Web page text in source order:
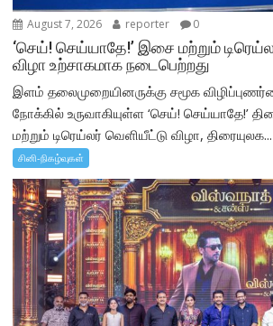
August 7, 2026 reporter 0
‘செய்! செய்யாதே!’ இசை மற்றும்
விழா உற்சாகமாக நடைபெற்றது
இளம் தலைமுறையினருக்கு சமூக
நோக்கில் உருவாகியுள்ள ‘செய்! செய்யாதே!’
மற்றும் டிரெய்லர் வெளியீட்டு விழா, திரையுலக...
சினி-நிகழ்வுகள்